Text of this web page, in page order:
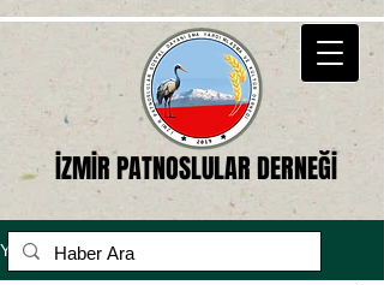
İZMİR PATNOSLULAR DERNEĞİ
Yazı